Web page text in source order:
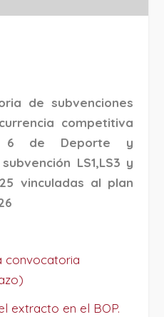
de subvenciones
competitiva
6 de Deporte y
LS1,LS3 y
vinculadas al plan
convocatoria
extracto en el BOP.